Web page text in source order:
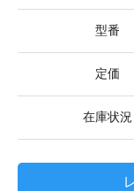
型番
定価
在庫状況